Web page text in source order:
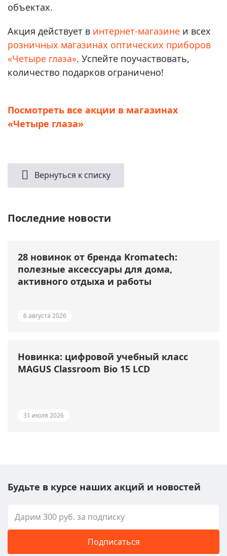
объектах.
Акция действует в интернет-магазине и всеx
розничных магазинах оптических приборов
«Четыре глаза». Успейте поучаствовать,
количество подарков ограничено!
Посмотреть все акции в магазинах
«Четыре глаза»
Вернуться к списку
Последние новости
28 новинок от бренда Kromatech:
полезные аксессуары для дома,
активного отдыха и работы
6 августа 2026
Новинка: цифровой учебный класс
MAGUS Classroom Bio 15 LCD
31 июля 2026
Будьте в курсе наших акций и новостей
Подписаться